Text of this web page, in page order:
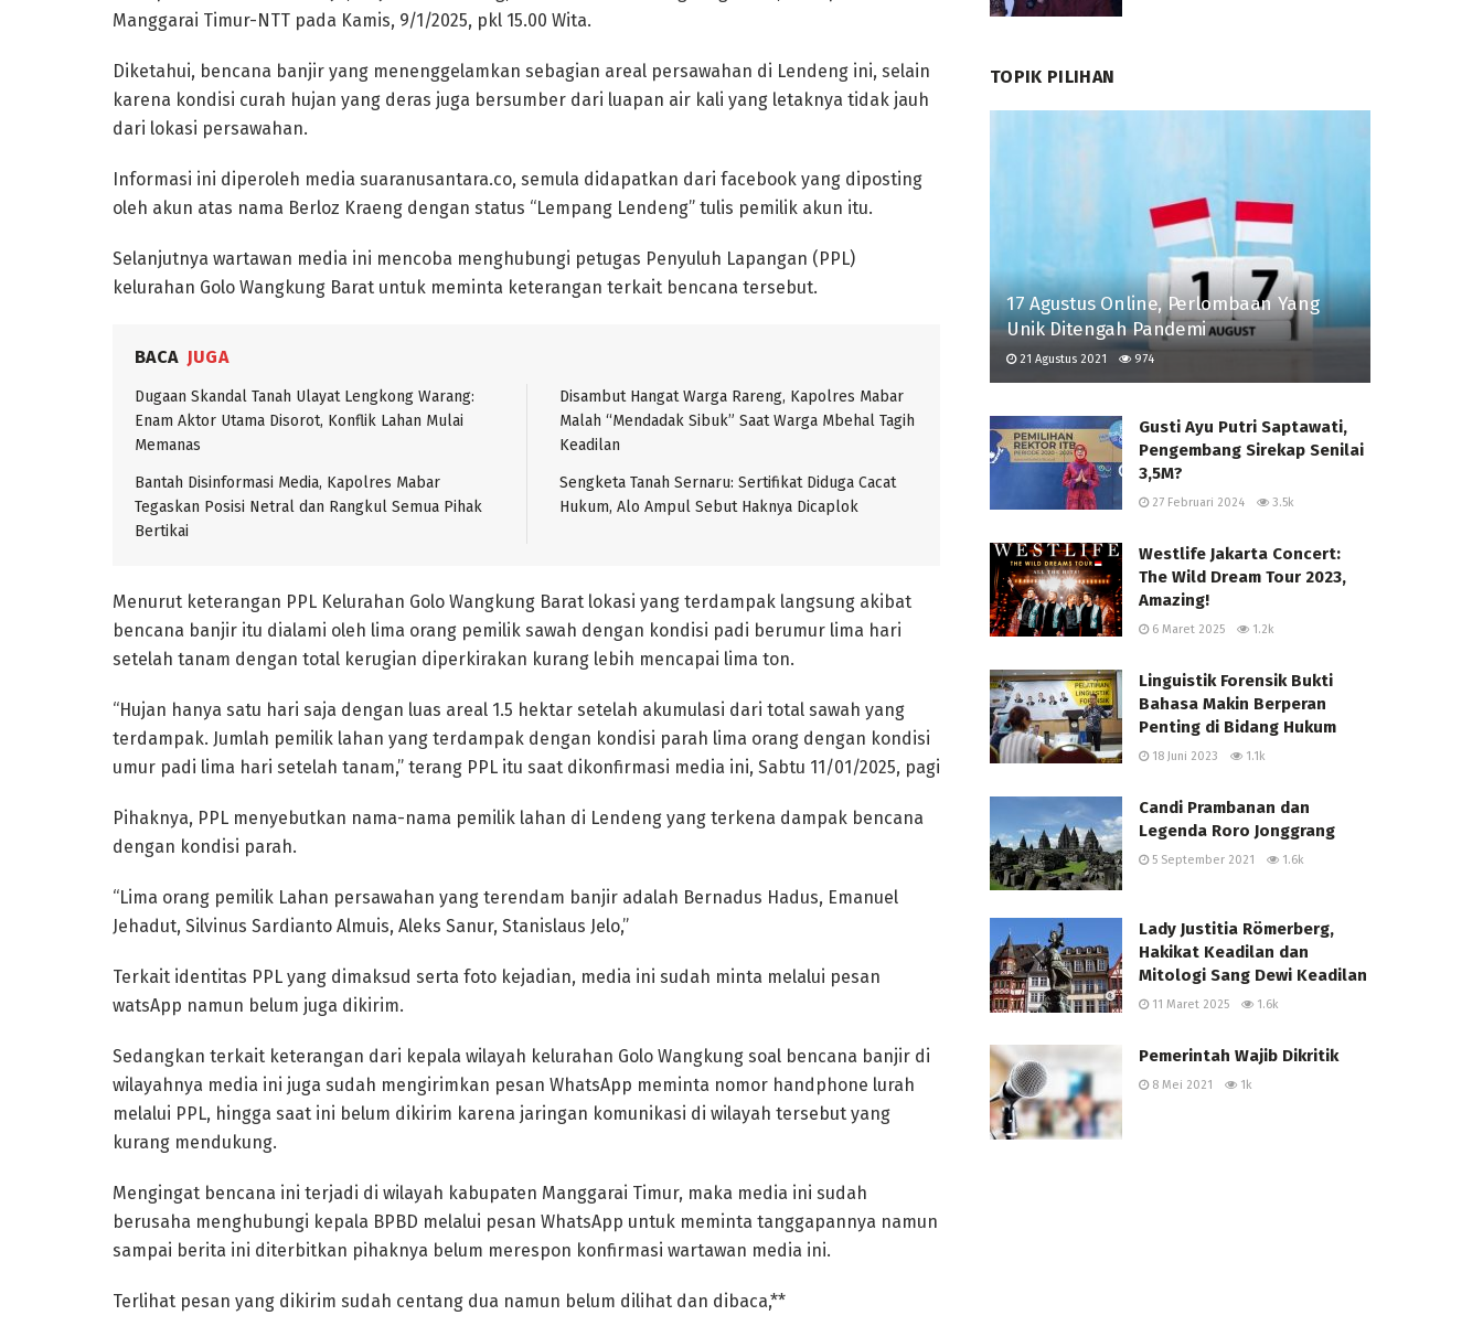
Manggarai Timur-NTT pada Kamis, 9/1/2025, pkl 15.00 Wita.
Diketahui, bencana banjir yang menenggelamkan sebagian areal persawahan di Lendeng ini, selain
karena kondisi curah hujan yang deras juga bersumber dari luapan air kali yang letaknya tidak jauh
dari lokasi persawahan.
Informasi ini diperoleh media suaranusantara.co, semula didapatkan dari facebook yang diposting
oleh akun atas nama Berloz Kraeng dengan status “Lempang Lendeng” tulis pemilik akun itu.
Selanjutnya wartawan media ini mencoba menghubungi petugas Penyuluh Lapangan (PPL)
kelurahan Golo Wangkung Barat untuk meminta keterangan terkait bencana tersebut.
BACA JUGA
Dugaan Skandal Tanah Ulayat Lengkong Warang:
Enam Aktor Utama Disorot, Konflik Lahan Mulai
Memanas
Bantah Disinformasi Media, Kapolres Mabar
Tegaskan Posisi Netral dan Rangkul Semua Pihak
Bertikai
Disambut Hangat Warga Rareng, Kapolres Mabar
Malah “Mendadak Sibuk” Saat Warga Mbehal Tagih
Keadilan
Sengketa Tanah Sernaru: Sertifikat Diduga Cacat
Hukum, Alo Ampul Sebut Haknya Dicaplok
Menurut keterangan PPL Kelurahan Golo Wangkung Barat lokasi yang terdampak langsung akibat
bencana banjir itu dialami oleh lima orang pemilik sawah dengan kondisi padi berumur lima hari
setelah tanam dengan total kerugian diperkirakan kurang lebih mencapai lima ton.
“Hujan hanya satu hari saja dengan luas areal 1.5 hektar setelah akumulasi dari total sawah yang
terdampak. Jumlah pemilik lahan yang terdampak dengan kondisi parah lima orang dengan kondisi
umur padi lima hari setelah tanam,” terang PPL itu saat dikonfirmasi media ini, Sabtu 11/01/2025, pagi
Pihaknya, PPL menyebutkan nama-nama pemilik lahan di Lendeng yang terkena dampak bencana
dengan kondisi parah.
“Lima orang pemilik Lahan persawahan yang terendam banjir adalah Bernadus Hadus, Emanuel
Jehadut, Silvinus Sardianto Almuis, Aleks Sanur, Stanislaus Jelo,”
Terkait identitas PPL yang dimaksud serta foto kejadian, media ini sudah minta melalui pesan
watsApp namun belum juga dikirim.
Sedangkan terkait keterangan dari kepala wilayah kelurahan Golo Wangkung soal bencana banjir di
wilayahnya media ini juga sudah mengirimkan pesan WhatsApp meminta nomor handphone lurah
melalui PPL, hingga saat ini belum dikirim karena jaringan komunikasi di wilayah tersebut yang
kurang mendukung.
Mengingat bencana ini terjadi di wilayah kabupaten Manggarai Timur, maka media ini sudah
berusaha menghubungi kepala BPBD melalui pesan WhatsApp untuk meminta tanggapannya namun
sampai berita ini diterbitkan pihaknya belum merespon konfirmasi wartawan media ini.
Terlihat pesan yang dikirim sudah centang dua namun belum dilihat dan dibaca,**
TOPIK PILIHAN
17 Agustus Online, Perlombaan Yang
Unik Ditengah Pandemi
21 Agustus 2021 974
Gusti Ayu Putri Saptawati,
Pengembang Sirekap Senilai
3,5M?
27 Februari 2024 3.5k
Westlife Jakarta Concert:
The Wild Dream Tour 2023,
Amazing!
6 Maret 2025 1.2k
Linguistik Forensik Bukti
Bahasa Makin Berperan
Penting di Bidang Hukum
18 Juni 2023 1.1k
Candi Prambanan dan
Legenda Roro Jonggrang
5 September 2021 1.6k
Lady Justitia Römerberg,
Hakikat Keadilan dan
Mitologi Sang Dewi Keadilan
11 Maret 2025 1.6k
Pemerintah Wajib Dikritik
8 Mei 2021 1k